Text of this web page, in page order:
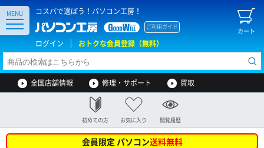
コスパで選ぼう！パソコン工房！
カート
ご利用ガイド
ログイン おトクな会員登録（無料）
MENU
全国店舗情報 修理・サポート 買取
初めての方 お気に入り 閲覧履歴
会員限定 パソコン送料無料